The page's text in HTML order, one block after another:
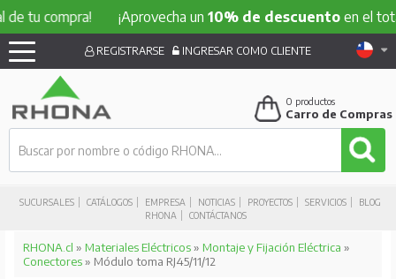
¡Aprovecha un10% de descuentoen el total de
SUCURSALES CATÁLOGOS EMPRESA NOTICIAS PROYECTOS SERVICIOS
BLOG
RHONA
CONTÁCTANOS
REGISTRARSE INGRESAR COMO CLIENTE
0 productos
Carro de Compras
RHONA.cl » Materiales Eléctricos» Montaje y Fijación Eléctrica »
Conectores» Módulo toma RJ45/11/12